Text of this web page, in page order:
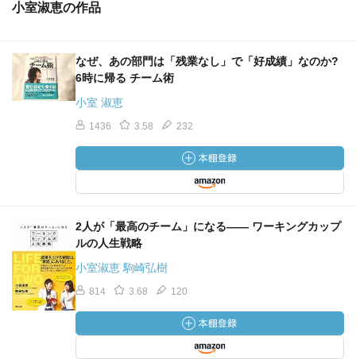
小室淑恵の作品
なぜ、あの部門は「残業なし」で「好成績」なのか?
6時に帰る チーム術
小室 淑恵
1436 3.58 232
2人が「最高のチーム」になる―― ワーキングカップ
ルの人生戦略
小室淑恵 駒崎弘樹
814 3.68 120